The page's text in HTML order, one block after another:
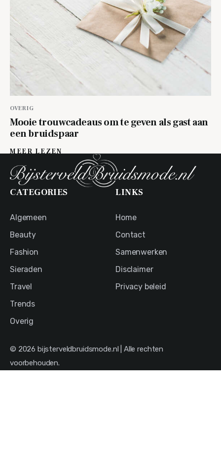
OVERIG
Mooie trouwcadeaus om te geven als gast aan
een bruidspaar
MEER LEZEN
CATEGORIES
Algemeen
Beauty
Fashion
Sieraden
Travel
Trends
Overig
LINKS
Home
Contact
Samenwerken
Disclaimer
Privacy beleid
© 2026 bijsterveldbruidsmode.nl | Alle rechten
voorbehouden.